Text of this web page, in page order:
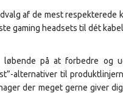
af de mest respekterede
gaming headsets til dét
på at forbedre og
alternativer til
der meget gerne giver